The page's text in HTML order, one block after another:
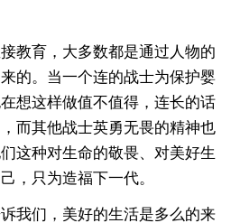
教育，大多数都是通过人物的
的。当一个连的战士为保护婴
想这样做值不值得，连长的话
而其他战士英勇无畏的精神也
这种对生命的敬畏、对美好生
，只为造福下一代。
我们，美好的生活是多么的来